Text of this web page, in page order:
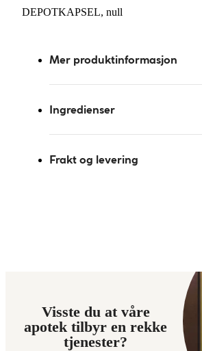
DEPOTKAPSEL, null
Mer produktinformasjon
Ingredienser
Frakt og levering
Visste du at våre
apotek tilbyr en rekke
tjenester?